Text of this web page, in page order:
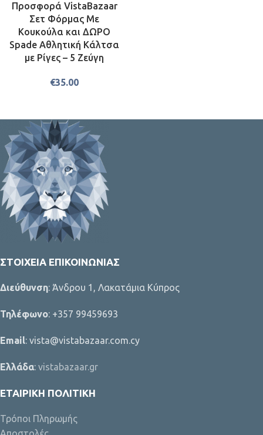
Προσφορά VistaBazaar
Σετ Φόρμας Με
Κουκούλα και ΔΩΡΟ
Spade Αθλητική Κάλτσα
με Ρίγες – 5 Ζεύγη
€35.00
ΣΤΟΙΧΕΊΑ ΕΠΙΚΟΙΝΩΝΊΑΣ
Διεύθυνση: Άνδρου 1, Λακατάμια Κύπρος
Τηλέφωνο: +357 99459693
Email: vista@vistabazaar.com.cy
Ελλάδα: vistabazaar.gr
ΕΤΑΙΡΙΚΉ ΠΟΛΙΤΙΚΉ
Τρόποι Πληρωμής